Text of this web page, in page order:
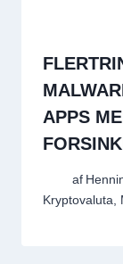
APPS
af
Kryptovaluta,